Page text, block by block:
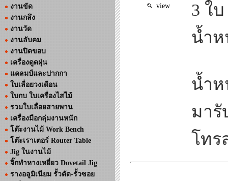
งานขัด
งานกลึง
งานวัด
งานลับคม
งานปิดขอบ
เครื่องดูดฝุ่น
แคลมป์และปากกา
ใบเลื่อยวงเดือน
ใบกบ ใบเครื่องไสไม้
รวมใบเลื่อยสายพาน
เครื่องมือกลุ่มงานหนัก
โต๊ะงานไม้ Work Bench
โต๊ะเราเตอร์ Router Table
Jig ในงานไม้
จิ๊กทำหางเหยี่ยว Dovetail Jig
รางอลูมิเนียม รั้วตัด-รั้วซอย
view
3 ใบ
น้ำห
น้ำห
มารั
โทร